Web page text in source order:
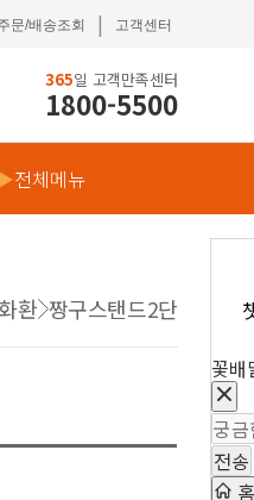
문/배송조회 | 고객센터
365일 고객만족센터
1800-5500
전체메뉴
환 짱구스탠드2단
꽃배
전송
홈